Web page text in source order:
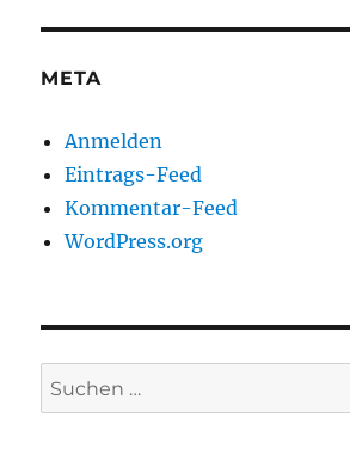
META
Anmelden
Eintrags-Feed
Kommentar-Feed
WordPress.org
Suchen
nach: